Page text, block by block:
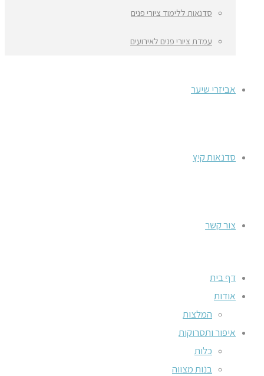
סדנאות ללימוד ציורי פנים
עמדת ציורי פנים לאירועים
אביזרי שיער
סדנאות קיץ
צור קשר
דף בית
אודות
המלצות
איפור ותסרוקות
כלות
בנות מצווה